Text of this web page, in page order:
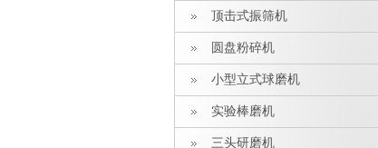
顶击式振筛机
圆盘粉碎机
小型立式球磨机
实验棒磨机
三头研磨机